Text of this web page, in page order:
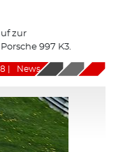
zur
997 K3.
News